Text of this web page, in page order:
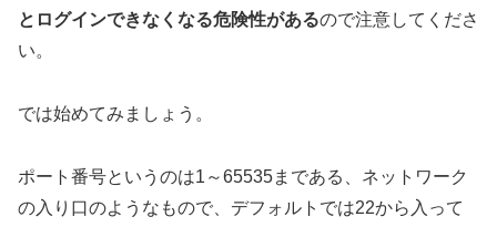
とログインできなくなる危険性があるので注意してくださ
い。
では始めてみましょう。
ポート番号というのは1～65535まである、ネットワーク
の入り口のようなもので、デフォルトでは22から入って